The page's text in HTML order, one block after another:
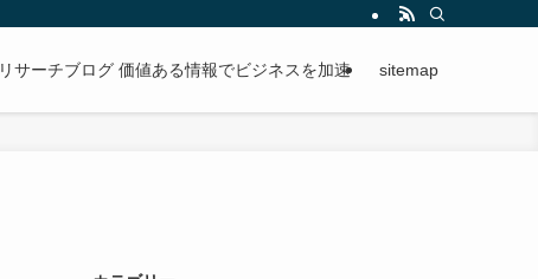
階的に進められる手順を紹介。
サーチブログ 価値ある情報でビジネスを加速 sitemap